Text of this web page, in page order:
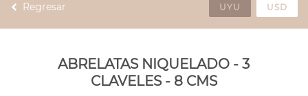
Regresar UYU USD
ABRELATAS NIQUELADO - 3
CLAVELES - 8 CMS